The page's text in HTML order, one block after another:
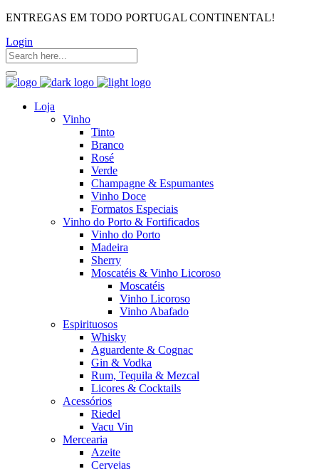
ENTREGAS EM TODO PORTUGAL CONTINENTAL!
Login
Loja
Vinho
Tinto
Branco
Rosé
Verde
Champagne & Espumantes
Vinho Doce
Formatos Especiais
Vinho do Porto & Fortificados
Vinho do Porto
Madeira
Sherry
Moscatéis & Vinho Licoroso
Moscatéis
Vinho Licoroso
Vinho Abafado
Espirituosos
Whisky
Aguardente & Cognac
Gin & Vodka
Rum, Tequila & Mezcal
Licores & Cocktails
Acessórios
Riedel
Vacu Vin
Mercearia
Azeite
Cervejas